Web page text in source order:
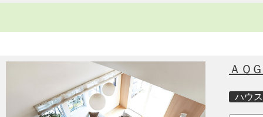
ＡＱ
ハウ